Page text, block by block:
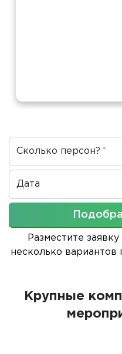
Сколько персон?
Дата
Разместите
несколько
Крупные